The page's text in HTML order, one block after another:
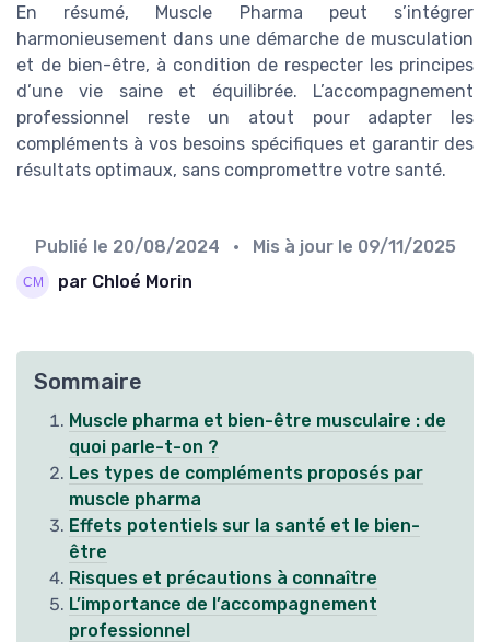
En résumé, Muscle Pharma peut s’intégrer
harmonieusement dans une démarche de musculation
et de bien-être, à condition de respecter les principes
d’une vie saine et équilibrée. L’accompagnement
professionnel reste un atout pour adapter les
compléments à vos besoins spécifiques et garantir des
résultats optimaux, sans compromettre votre santé.
Publié le 20/08/2024 • Mis à jour le 09/11/2025
par Chloé Morin
Sommaire
Muscle pharma et bien-être musculaire : de
quoi parle-t-on ?
Les types de compléments proposés par
muscle pharma
Effets potentiels sur la santé et le bien-
être
Risques et précautions à connaître
L’importance de l’accompagnement
professionnel